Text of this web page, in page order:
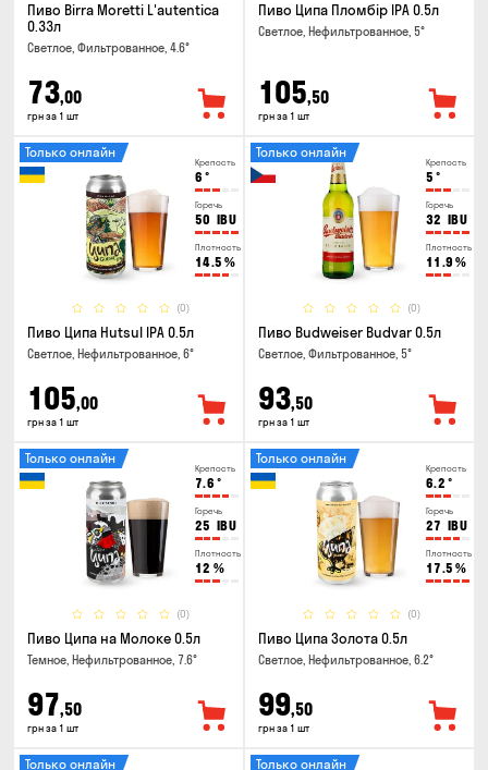
Пиво Birra Moretti L'autentica
0.33л
Светлое, Фильтрованное, 4.6°
73,00
грн за 1 шт
Пиво Ципа Пломбір IPA 0.5л
Светлое, Нефильтрованное, 5°
105,50
грн за 1 шт
Крепость
6 °
Горечь
50 IBU
Плотность
14.5 %
(0)
Только онлайн
Пиво Ципа Hutsul IPA 0.5л
Светлое, Нефильтрованное, 6°
105,00
грн за 1 шт
Крепость
5 °
Горечь
32 IBU
Плотность
11.9 %
(0)
Только онлайн
Пиво Budweiser Budvar 0.5л
Светлое, Фильтрованное, 5°
93,50
грн за 1 шт
Крепость
7.6 °
Горечь
25 IBU
Плотность
12 %
(0)
Только онлайн
Пиво Ципа на Молоке 0.5л
Темное, Нефильтрованное, 7.6°
97,50
грн за 1 шт
Крепость
6.2 °
Горечь
27 IBU
Плотность
17.5 %
(0)
Только онлайн
Пиво Ципа Золота 0.5л
Светлое, Нефильтрованное, 6.2°
99,50
грн за 1 шт
Только онлайн Только онлайн